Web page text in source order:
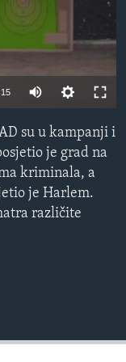
available
su u kampanji i
je grad na
kriminala, a
je Harlem.
različite